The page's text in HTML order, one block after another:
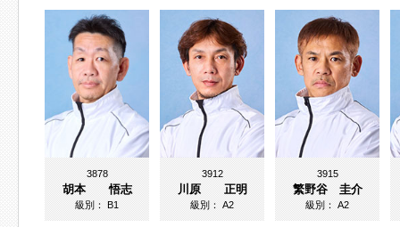
3878
胡本 悟志
級別：B1
3912
川原 正明
級別：A2
3915
繁野谷 圭介
級別：A2